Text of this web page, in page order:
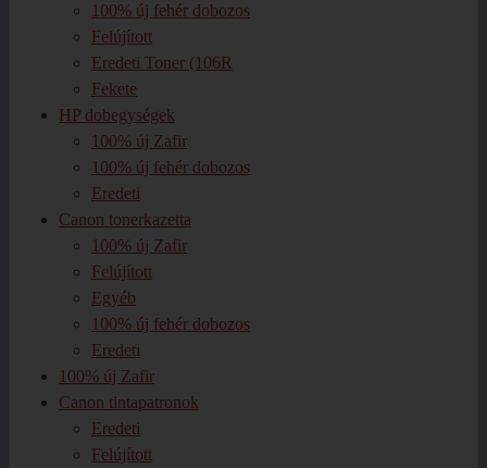
100% új fehér dobozos
Felújított
Eredeti Toner (106R
Fekete
HP dobegységek
100% új Zafir
100% új fehér dobozos
Eredeti
Canon tonerkazetta
100% új Zafir
Felújított
Egyéb
100% új fehér dobozos
Eredeti
100% új Zafir
Canon tintapatronok
Eredeti
Felújított